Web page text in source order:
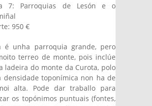
7: Parroquias de Lesón e o
950 €
é unha parroquia grande, pero
terreo de monte, pois inclúe
ladeira do monte da Curota, polo
densidade toponímica non ha de
alta. Pode dar traballo para
os topónimos puntuais (fontes,